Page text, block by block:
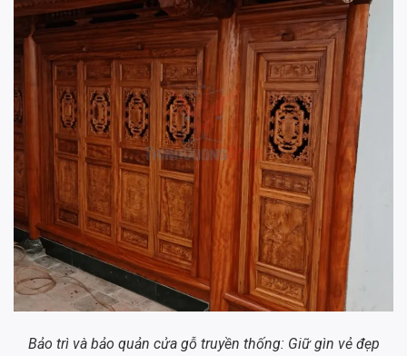
Bảo trì và bảo quản cửa gỗ truyền thống: Giữ gìn vẻ đẹp